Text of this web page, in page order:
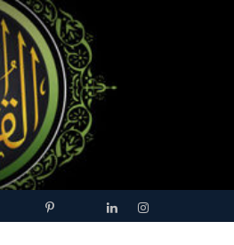
BloggerPinterestTumblrLinkedinInstagram